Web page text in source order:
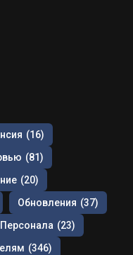
(16)
(81)
(20)
Обновления (37)
(23)
(346)